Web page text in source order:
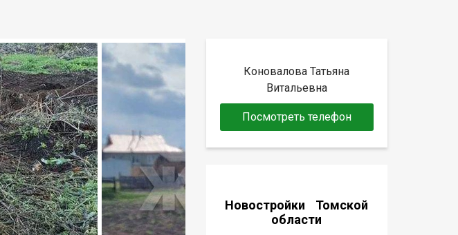
Коновалова Татьяна
Витальевна
Посмотреть телефон
Новостройки Томской
области